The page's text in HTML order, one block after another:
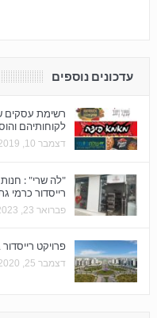
עדכונים נוספים
רשימת עסקים
לקוחותיהם
דצמבר 10, 2019
"לה שרי" :
רייסדור כרמי
פברואר 23, 2023
פרויקט רייסדור בכרמי גת: 240
דצמבר 25, 2020